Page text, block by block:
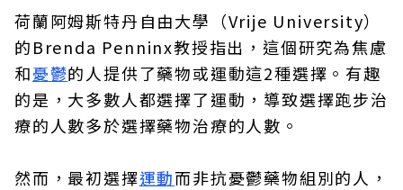
荷蘭阿姆斯特丹自由大學（Vrije University）
的Brenda Penninx教授指出，這個研究為焦慮
和憂鬱的人提供了藥物或運動這2種選擇。有趣
的是，大多數人都選擇了運動，導致選擇跑步治
療的人數多於選擇藥物治療的人數。
然而，最初選擇運動而非抗憂鬱藥物組別的人，